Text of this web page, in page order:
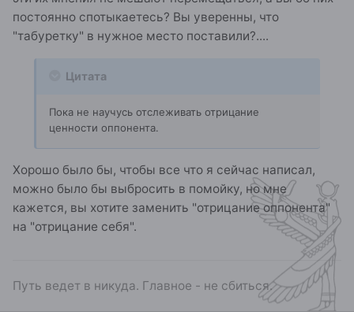
постоянно спотыкаетесь? Вы уверенны, что
"табуретку" в нужное место поставили?....
Цитата
Пока не научусь отслеживать отрицание
ценности оппонента.
Хорошо было бы, чтобы все что я сейчас написал,
можно было бы выбросить в помойку, но мне
кажется, вы хотите заменить "отрицание оппонента"
на "отрицание себя".
Путь ведет в никуда. Главное - не сбиться.